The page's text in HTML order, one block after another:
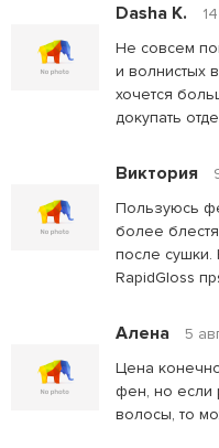
Dasha K.
Не совсем
и волнистых
хочется
докупать
Виктория
Пользуюсь
более
после
RapidGloss
Алена
5
Цена
фен, но если
волосы, то